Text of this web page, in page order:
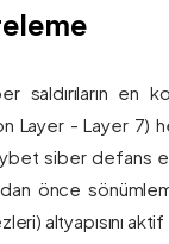
en
Layer - Layer 7)
siber
önce
altyapısını